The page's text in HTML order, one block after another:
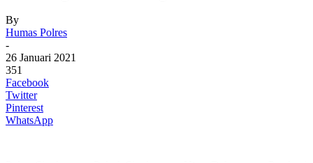
By
Humas Polres
-
26 Januari 2021
351
Facebook
Twitter
Pinterest
WhatsApp